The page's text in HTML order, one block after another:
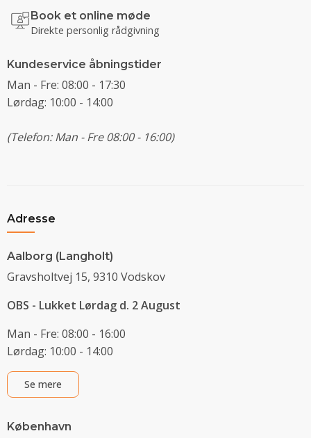
Book et online møde
Direkte personlig rådgivning
Kundeservice åbningstider
Man - Fre: 08:00 - 17:30
Lørdag: 10:00 - 14:00
(Telefon: Man - Fre 08:00 - 16:00)
Adresse
Aalborg (Langholt)
Gravsholtvej 15, 9310 Vodskov
OBS - Lukket Lørdag d. 2 August
Man - Fre: 08:00 - 16:00
Lørdag: 10:00 - 14:00
Se mere
København